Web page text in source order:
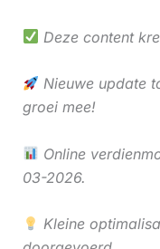
Deze content
Nieuwe update
groei mee!
Online
03-2026.
Kleine